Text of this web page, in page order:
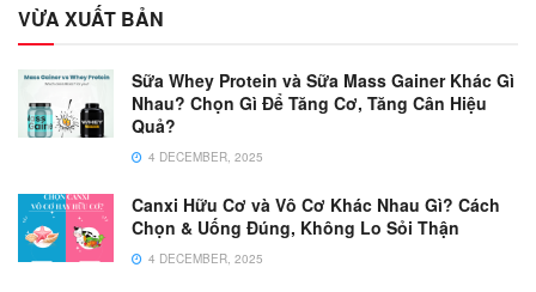
VỪA XUẤT BẢN
Sữa Whey Protein và Sữa Mass Gainer Khác Gì
Nhau? Chọn Gì Để Tăng Cơ, Tăng Cân Hiệu
Quả?
4 DECEMBER, 2025
Canxi Hữu Cơ và Vô Cơ Khác Nhau Gì? Cách
Chọn & Uống Đúng, Không Lo Sỏi Thận
4 DECEMBER, 2025